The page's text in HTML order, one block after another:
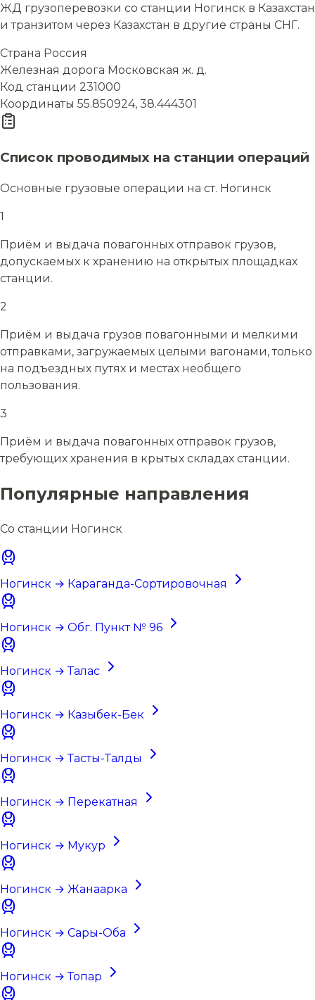
ЖД грузоперевозки со станции Ногинск в Казахстан
и транзитом через Казахстан в другие страны СНГ.
Страна Россия
Железная дорога Московская ж. д.
Код станции 231000
Координаты 55.850924, 38.444301
Список проводимых на станции операций
Основные грузовые операции на ст. Ногинск
1
Приём и выдача повагонных отправок грузов,
допускаемых к хранению на открытых площадках
станции.
2
Приём и выдача грузов повагонными и мелкими
отправками, загружаемых целыми вагонами, только
на подъездных путях и местах необщего
пользования.
3
Приём и выдача повагонных отправок грузов,
требующих хранения в крытых складах станции.
Популярные направления
Со станции Ногинск
Ногинск → Караганда-Сортировочная
Ногинск → Обг. Пункт № 96
Ногинск → Талас
Ногинск → Казыбек-Бек
Ногинск → Тасты-Талды
Ногинск → Перекатная
Ногинск → Мукур
Ногинск → Жанаарка
Ногинск → Сары-Оба
Ногинск → Топар